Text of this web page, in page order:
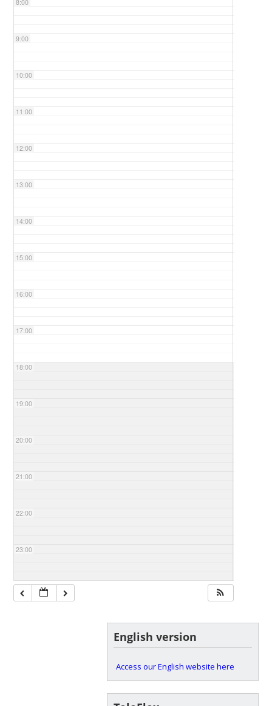
8:00
9:00
10:00
11:00
12:00
13:00
14:00
15:00
16:00
17:00
18:00
19:00
20:00
21:00
22:00
23:00
English version
Access our English website here